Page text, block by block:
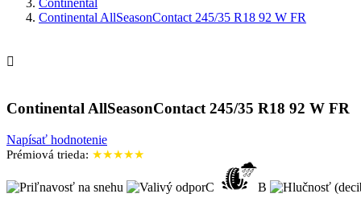
Continental
Continental AllSeasonContact 245/35 R18 92 W FR

Continental AllSeasonContact 245/35 R18 92 W FR
Napísať hodnotenie
Prémiová trieda: ★★★★★
C B